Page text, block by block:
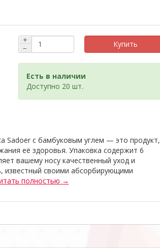
+
−
Купить
Есть в наличии
Доступно 20 шт.
Sadoer с бамбуковым углем — это продукт,
её здоровья. Упаковка содержит 6
вашему носу качественный уход и
известный своими абсорбирующими
полностью →